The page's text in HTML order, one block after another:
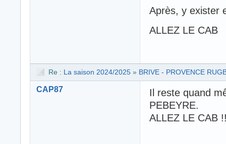
Après, y exister
ALLEZ LE CAB
Re : La saison 2024/2025 » BRIVE - PROVENCE
CAP87
Il reste quand
PEBEYRE.
ALLEZ LE CAB